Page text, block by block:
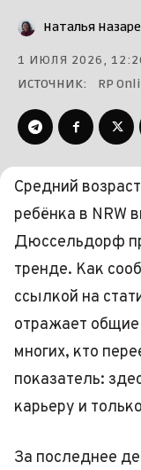
Наталья
1 ИЮЛЯ 2026,
ИСТОЧНИК:
RP
Средний
ребёнка в NRW
Дюссельдорф
тренде. Как
ссылкой на
отражает
многих, кто
показатель:
карьеру и
За последнее